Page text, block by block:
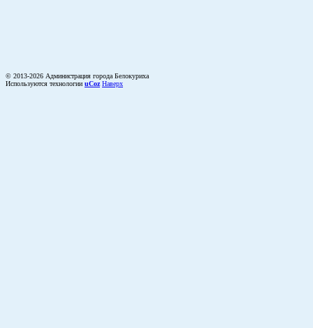
© 2013-2026 Администрация города Белокуриха
Используются технологии uCoz Наверх